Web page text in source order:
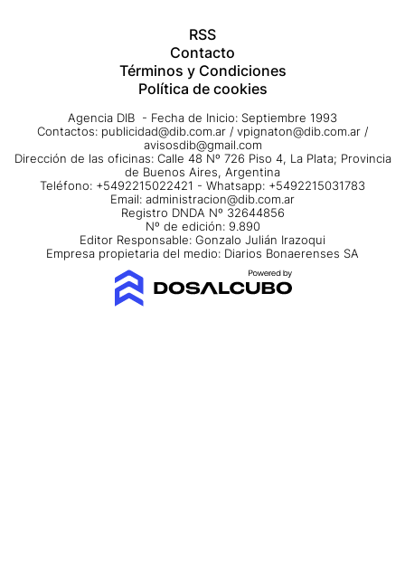
RSS
Contacto
Términos y Condiciones
Política de cookies
Agencia DIB - Fecha de Inicio: Septiembre 1993
Contactos: publicidad@dib.com.ar / vpignaton@dib.com.ar /
avisosdib@gmail.com
Dirección de las oficinas: Calle 48 Nº 726 Piso 4, La Plata; Provincia
de Buenos Aires, Argentina
Teléfono: +5492215022421 - Whatsapp: +5492215031783
Email: administracion@dib.com.ar
Registro DNDA Nº 32644856
Nº de edición: 9.890
Editor Responsable: Gonzalo Julián Irazoqui
Empresa propietaria del medio: Diarios Bonaerenses SA